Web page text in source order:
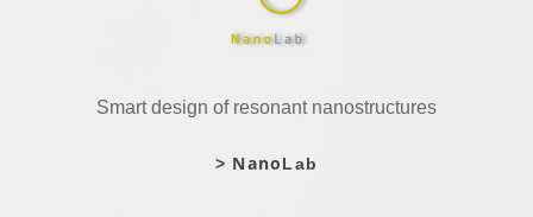
Smart design of resonant nanostructures
> NanoLab